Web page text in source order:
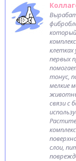
первых
тонус,
мелкие
связи с
слои,